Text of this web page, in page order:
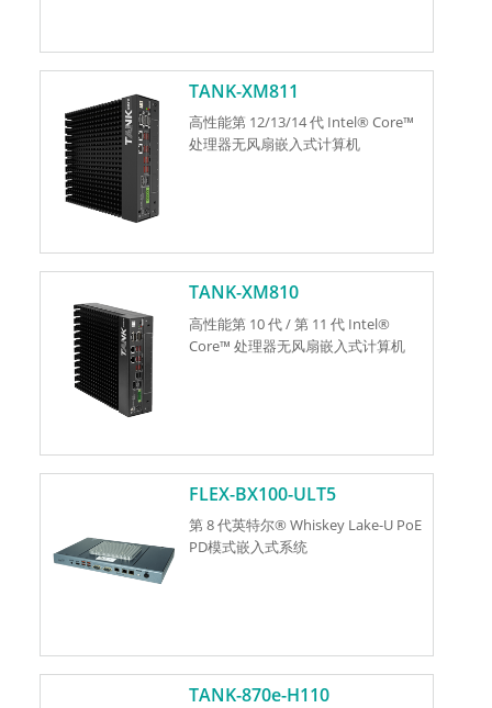
TANK-XM811
高性能第 12/13/14 代 Intel® Core™
处理器无风扇嵌入式计算机
TANK-XM810
高性能第 10 代 / 第 11 代 Intel®
Core™ 处理器无风扇嵌入式计算机
FLEX-BX100-ULT5
第 8 代英特尔® Whiskey Lake-U PoE
PD模式嵌入式系统
TANK-870e-H110